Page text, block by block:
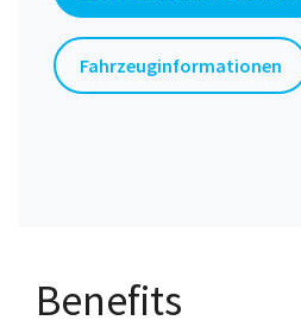
Fahrzeuginformationen
Benefits